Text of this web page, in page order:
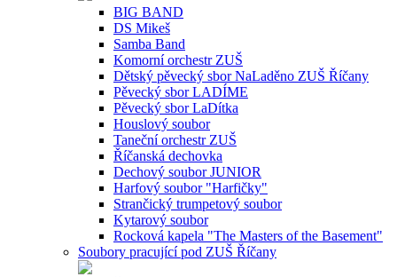
BIG BAND
DS Mikeš
Samba Band
Komorní orchestr ZUŠ
Dětský pěvecký sbor NaLaděno ZUŠ Říčany
Pěvecký sbor LADÍME
Pěvecký sbor LaDítka
Houslový soubor
Taneční orchestr ZUŠ
Říčanská dechovka
Dechový soubor JUNIOR
Harfový soubor "Harfičky"
Strančický trumpetový soubor
Kytarový soubor
Rocková kapela "The Masters of the Basement"
Soubory pracující pod ZUŠ Říčany